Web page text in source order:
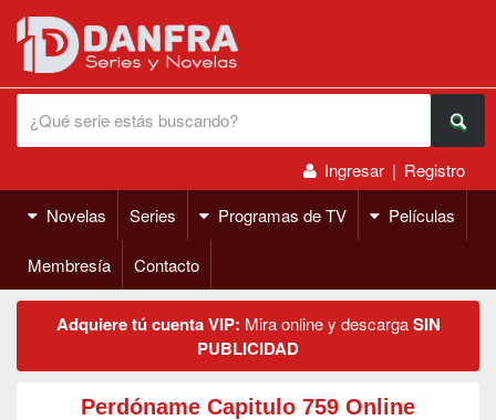
Ingresar | Registro
Novelas
Series Programas de TV Películas
Membresía Contacto
Adquiere tú cuenta VIP: Mira online y descargaSIN
PUBLICIDAD
Perdóname Capitulo 759 Online